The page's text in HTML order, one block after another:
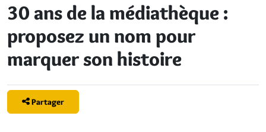
30 ans de la médiathèque :
proposez un nom pour
marquer son histoire
Partager